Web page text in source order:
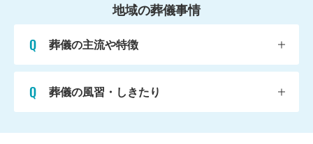
地域の葬儀事情
葬儀の主流や特徴
葬儀の風習・しきたり